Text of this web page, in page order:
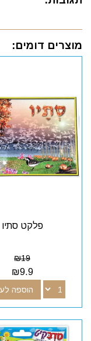
מוצרים דומים:
פלקט סתיו
₪19
₪9.9
הוספה